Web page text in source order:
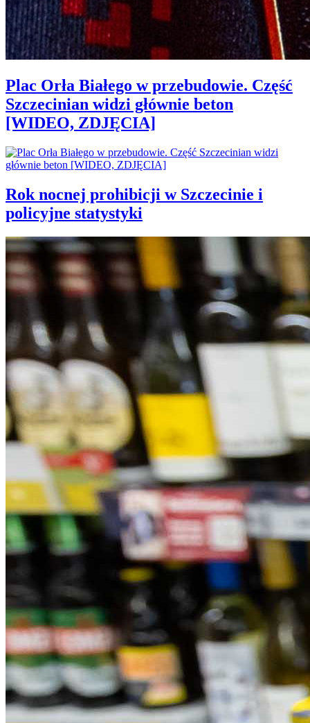
Plac Orła Białego w przebudowie. Część
Szczecinian widzi głównie beton
[WIDEO, ZDJĘCIA]
Rok nocnej prohibicji w Szczecinie i
policyjne statystyki